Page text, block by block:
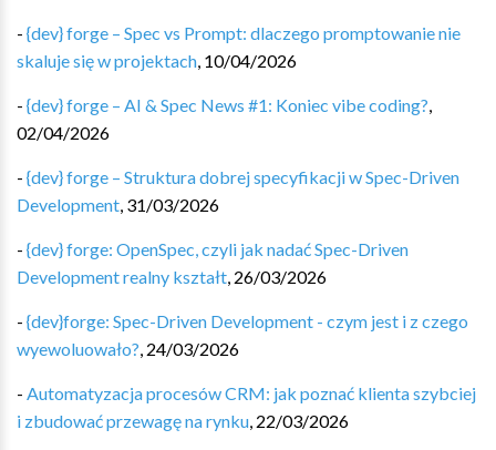
- {dev} forge – Spec vs Prompt: dlaczego promptowanie nie
skaluje się w projektach, 10/04/2026
- {dev} forge – AI & Spec News #1: Koniec vibe coding?,
02/04/2026
- {dev} forge – Struktura dobrej specyfikacji w Spec-Driven
Development, 31/03/2026
- {dev} forge: OpenSpec, czyli jak nadać Spec-Driven
Development realny kształt, 26/03/2026
- {dev}forge: Spec-Driven Development - czym jest i z czego
wyewoluowało?, 24/03/2026
- Automatyzacja procesów CRM: jak poznać klienta szybciej
i zbudować przewagę na rynku, 22/03/2026